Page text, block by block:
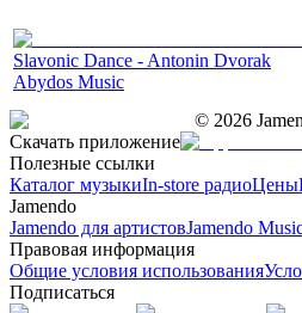
Slavonic Dance - Antonin Dvorak
Abydos Music
© 2026
Скачать приложение
Полезные ссылки
Каталог музыкиIn-store радиоЦены
Jamendo
Jamendo для артистовJamendo
Правовая информация
Общие условия использования
Подписаться